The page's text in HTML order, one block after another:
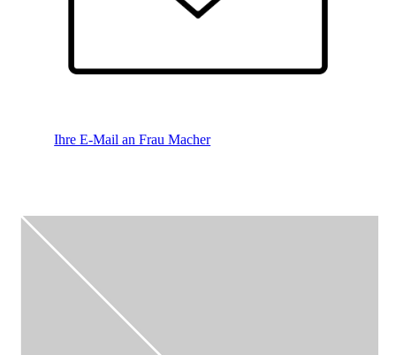
Ihre E-Mail an Frau Macher